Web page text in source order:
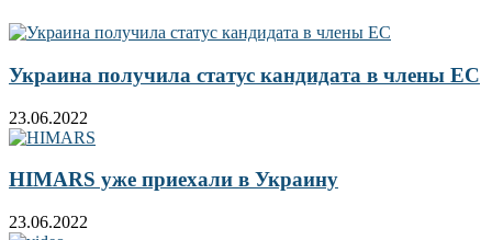
Украина получила статус кандидата в члены ЕС
23.06.2022
HIMARS уже приехали в Украину
23.06.2022